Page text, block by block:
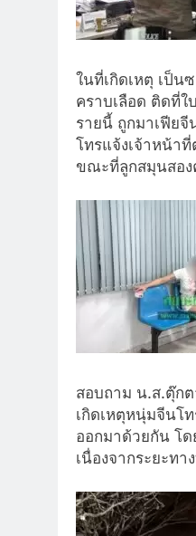
ในที่เกิดเหตุ เป็น
คราบเลือด ติดที่
รายนี้ ถูกมาเฟียจี
โทรแจ้งเจ้าหน้า
ขณะที่ลูกสมุนสอง
สอบถาม น.ส.ตุ๊ก
เกิดเหตุหนุ่มจีนโ
ออกมาด้วยกัน โ
เนื่องจากระยะท